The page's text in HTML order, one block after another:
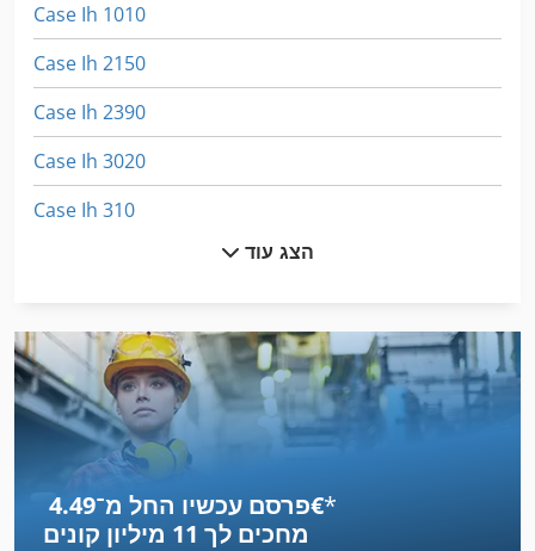
Case Ih 1010
Case Ih 2150
Case Ih 2390
Case Ih 3020
Case Ih 310
Case Ih 4420
Case Ih 5120
Case Ih 5130
Case Ih 5140
הצג עוד
פרסם עכשיו החל מ־‏4.49 ‏€*
מחכים לך 11 מיליון קונים